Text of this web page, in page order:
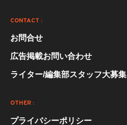
CONTACT :
お問合せ
広告掲載お問い合わせ
ライター/編集部スタッフ大募集
OTHER :
プライバシーポリシー